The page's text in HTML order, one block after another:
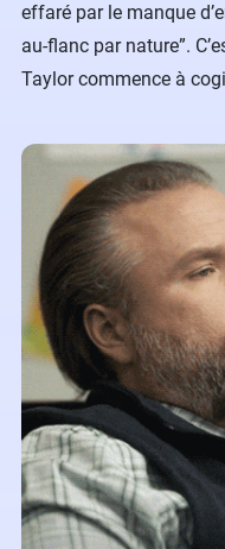
effaré par le manque
au-flanc par nature”.
Taylor commence à